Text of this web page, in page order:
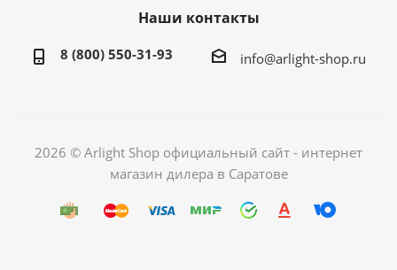
Наши контакты
8 (800) 550-31-93 info@arlight-shop.ru
2026 © Arlight Shop официальный сайт - интернет
магазин дилера в Саратове